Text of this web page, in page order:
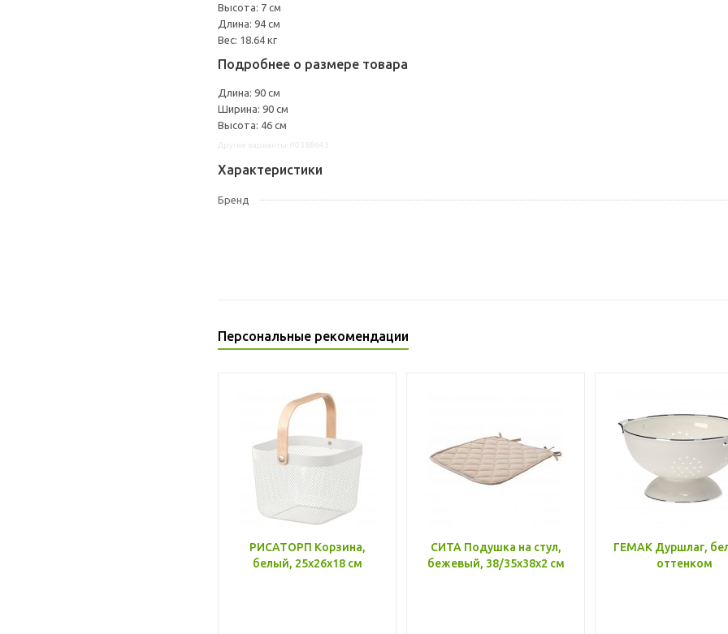
Высота: 7 см
Длина: 94 см
Вес: 18.64 кг
Подробнее о размере товара
Длина: 90 см
Ширина: 90 см
Высота: 46 см
Характеристики
Бренд
Персональные рекомендации
РИСАТОРП Корзина,
белый, 25x26x18 см
СИТА Подушка на стул,
бежевый, 38/35x38x2 см
ГЕМАК Дуршлаг,
оттенком